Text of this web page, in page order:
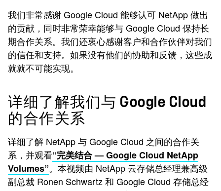
我们非常感谢 Google Cloud 能够认可 NetApp 做出
的贡献，同时非常荣幸能够与 Google Cloud 保持长
期合作关系。我们还衷心感谢客户和合作伙伴对我们
的信任和支持。如果没有他们的协助和反馈，这些成
就就不可能实现。
详细了解我们与 Google Cloud
的合作关系
详细了解 NetApp 与 Google Cloud 之间的合作关
系，并观看“完美结合 — Google Cloud NetApp
Volumes”。本视频由 NetApp 云存储总经理兼高级
副总裁 Ronen Schwartz 和 Google Cloud 存储总经